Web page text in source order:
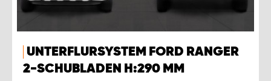
UNTERFLURSYSTEM FORD RANGER
2-SCHUBLADEN H:290 MM